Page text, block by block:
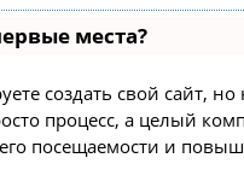
места?
создать свой сайт, но
процесс, а целый
посещаемости и